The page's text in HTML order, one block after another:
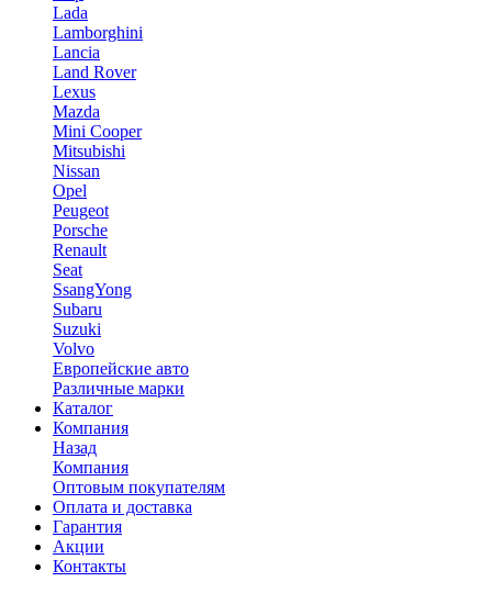
Lada
Lamborghini
Lancia
Land Rover
Lexus
Mazda
Mini Cooper
Mitsubishi
Nissan
Opel
Peugeot
Porsche
Renault
Seat
SsangYong
Subaru
Suzuki
Volvo
Европейские авто
Различные марки
Каталог
Компания
Назад
Компания
Оптовым покупателям
Оплата и доставка
Гарантия
Акции
Контакты